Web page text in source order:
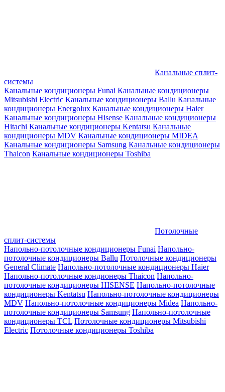
Канальные сплит-
системы
Канальные кондиционеры Funai Канальные кондиционеры
Mitsubishi Electric Канальные кондиционеры Ballu Канальные
кондиционеры Energolux Канальные кондиционеры Haier
Канальные кондиционеры Hisense Канальные кондиционеры
Hitachi Канальные кондиционеры Kentatsu Канальные
кондиционеры MDV Канальные кондиционеры MIDEA
Канальные кондиционеры Samsung Канальные кондиционеры
Thaicon Канальные кондиционеры Toshiba
Потолочные
сплит-системы
Напольно-потолочные кондиционеры Funai Напольно-
потолочные кондиционеры Ballu Потолочные кондиционеры
General Climate Напольно-потолочные кондиционеры Haier
Напольно-потолочные кондионеры Thaicon Напольно-
потолочные кондиционеры HISENSE Напольно-потолочные
кондиционеры Kentatsu Напольно-потолочные кондиционеры
MDV Напольно-потолочные кондиционеры Midea Напольно-
потолочные кондиционеры Samsung Напольно-потолочные
кондиционеры TCL Потолочные кондиционеры Mitsubishi
Electric Потолочные кондиционеры Toshiba